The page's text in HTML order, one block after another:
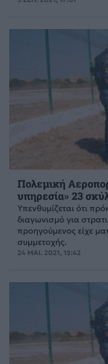
Πολεμική
υπηρεσία» 23
Υπενθυμίζεται ότι
διαγωνισμό για
προηγούμενος είχε
συμμετοχής.
24 ΜΑΙ. 2021, 15:42